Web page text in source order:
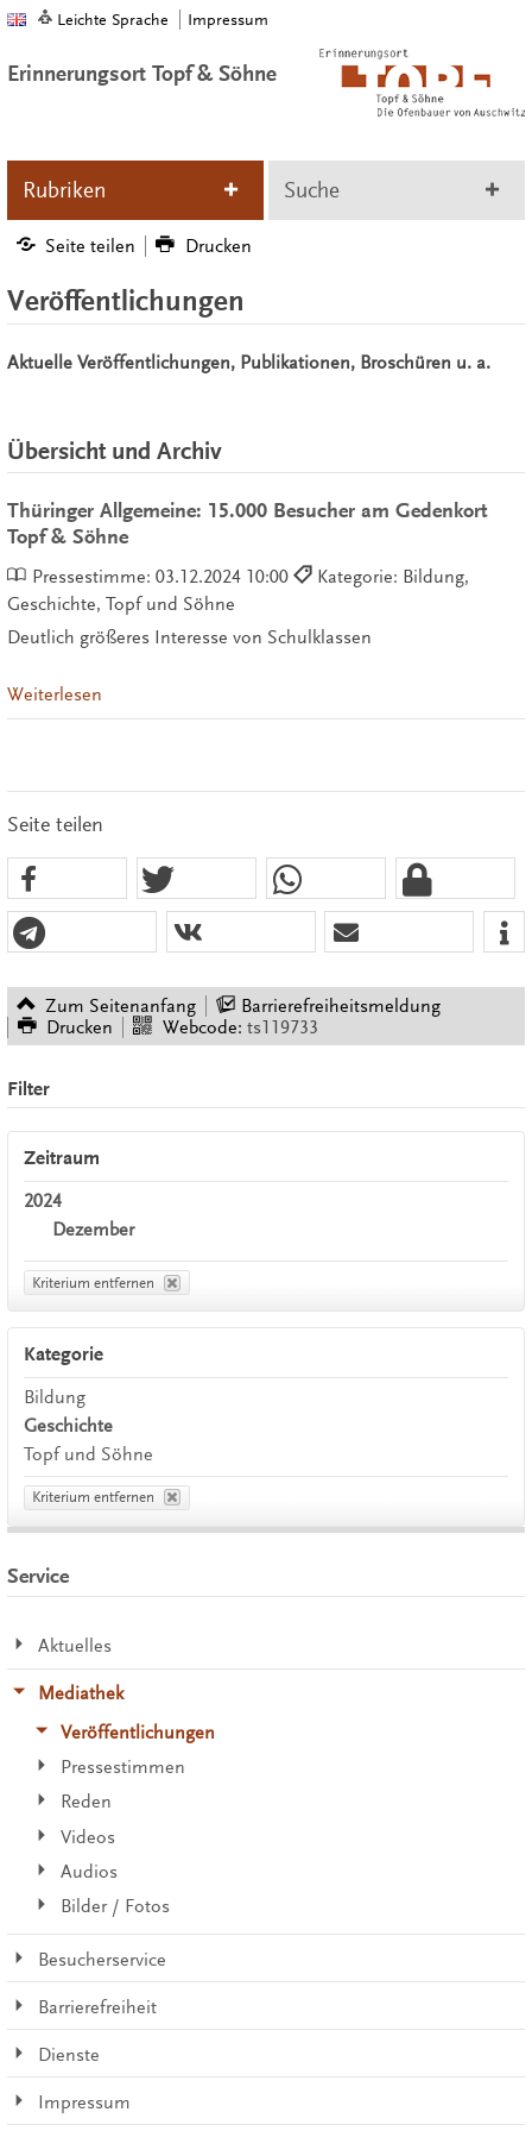
Leichte Sprache Impressum
Erinnerungsort Topf & Söhne
Rubriken Suche
Seite teilen Drucken
Veröffentlichungen
Aktuelle Veröffentlichungen, Publikationen, Broschüren u. a.
Übersicht und Archiv
Thüringer Allgemeine: 15.000 Besucher am Gedenkort
Topf & Söhne
Pressestimme: 03.12.2024 10:00
Kategorie: Bildung,
Geschichte, Topf und Söhne
Deutlich größeres Interesse von Schulklassen
Weiterlesen
Seite teilen
Zum Seitenanfang
Barrierefreiheitsmeldung
Drucken
Webcode: ts119733
Filter
Zeitraum
2024
Dezember
Kriterium entfernen
Kategorie
Bildung
Geschichte
Topf und Söhne
Kriterium entfernen
Service
Aktuelles
Mediathek
Veröffentlichungen
Pressestimmen
Reden
Videos
Audios
Bilder / Fotos
Besucherservice
Barrierefreiheit
Dienste
Impressum